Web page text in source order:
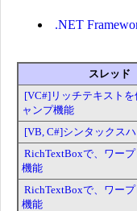
.NET
スレッド
[VC#]リッチテキスト
ャンプ機能
[VB, C#]シンタックス
RichTextBoxで、ワー
機能
RichTextBoxで、ワー
機能